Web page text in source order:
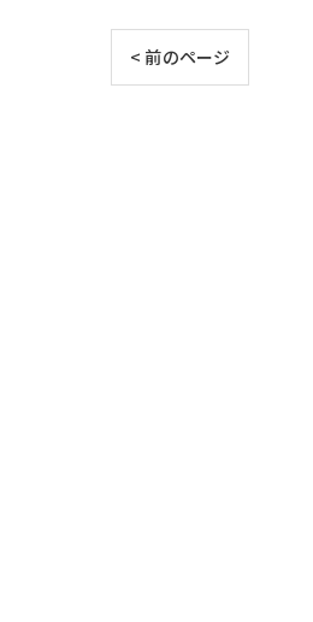
< 前のページ